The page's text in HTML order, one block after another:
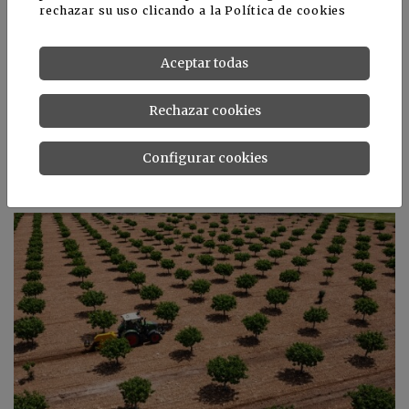
técnicas genómicas: el Consejo adopta nuevas normas
https://www.consilium.europa.eu/es/press/press-
releases/2026/04/21/new-genomic-techniques-council-
adopts-new-rules-to-boost-sustainable-and-competitive-
eu-food-systems/
rechazar su uso clicando a laPolítica de cookies
Aceptar todas
Rechazar cookies
Configurar cookies